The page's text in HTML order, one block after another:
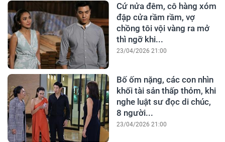
Cứ nửa đêm, cô hàng xóm
đập cửa rầm rầm, vợ
chồng tôi vội vàng ra mở
thì ngỡ khi...
23/04/2026 21:00
Bố ốm nặng, các con nhìn
khối tài sản thấp thỏm, khi
nghe luật sư đọc di chúc,
8 người...
23/04/2026 21:00